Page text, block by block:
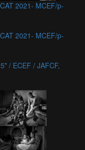
2021- MCEF/p-
2021- MCEF/p-
/ ECEF / JAFCF,